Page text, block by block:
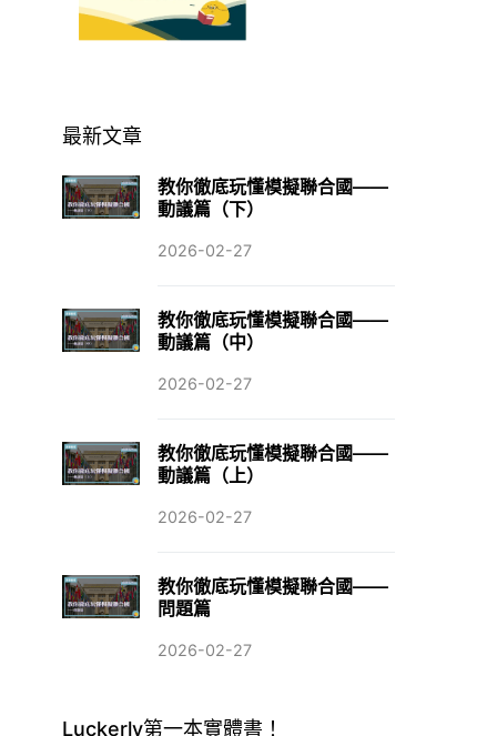
最新文章
教你徹底玩懂模擬聯合國——
動議篇（下）
2026-02-27
教你徹底玩懂模擬聯合國——
動議篇（中）
2026-02-27
教你徹底玩懂模擬聯合國——
動議篇（上）
2026-02-27
教你徹底玩懂模擬聯合國——
問題篇
2026-02-27
Luckerly第一本實體書！